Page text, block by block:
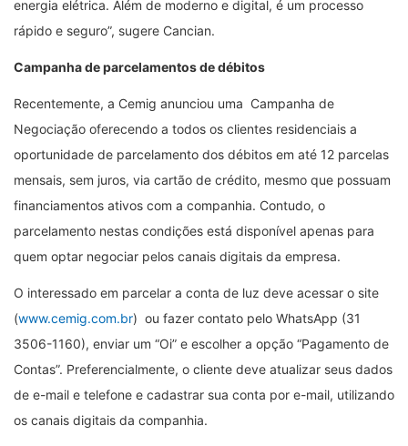
energia elétrica. Além de moderno e digital, é um processo
rápido e seguro”, sugere Cancian.
Campanha de parcelamentos de débitos
Recentemente, a Cemig anunciou uma Campanha de
Negociação oferecendo a todos os clientes residenciais a
oportunidade de parcelamento dos débitos em até 12 parcelas
mensais, sem juros, via cartão de crédito, mesmo que possuam
financiamentos ativos com a companhia. Contudo, o
parcelamento nestas condições está disponível apenas para
quem optar negociar pelos canais digitais da empresa.
O interessado em parcelar a conta de luz deve acessar o site
(www.cemig.com.br) ou fazer contato pelo WhatsApp (31
3506-1160), enviar um “Oi” e escolher a opção “Pagamento de
Contas”. Preferencialmente, o cliente deve atualizar seus dados
de e-mail e telefone e cadastrar sua conta por e-mail, utilizando
os canais digitais da companhia.